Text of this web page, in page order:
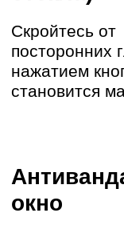
конструкции под
бюджет, а также
образцы